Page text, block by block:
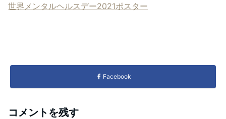
世界メンタルヘルスデー2021ポスター
Facebook
コメントを残す